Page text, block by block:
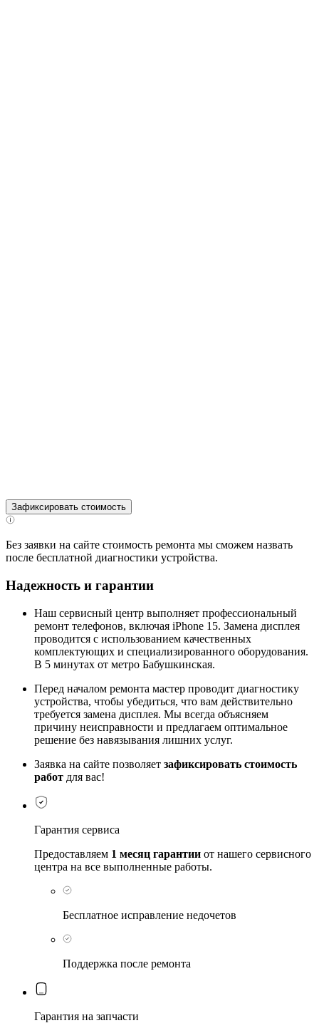
Зафиксировать стоимость
Без заявки на сайте стоимость ремонта мы сможем назвать
после бесплатной диагностики устройства.
Надежность и гарантии
Наш сервисный центр выполняет профессиональный
ремонт телефонов, включая iPhone 15. Замена дисплея
проводится с использованием качественных
комплектующих и специализированного оборудования.
В 5 минутах от метро Бабушкинская.
Перед началом ремонта мастер проводит диагностику
устройства, чтобы убедиться, что вам действительно
требуется замена дисплея. Мы всегда объясняем
причину неисправности и предлагаем оптимальное
решение без навязывания лишних услуг.
Заявка на сайте позволяет зафиксировать стоимость
работ для вас!
Гарантия сервиса
Предоставляем 1 месяц гарантии от нашего сервисного
центра на все выполненные работы.
Бесплатное исправление недочетов
Поддержка после ремонта
Гарантия на запчасти